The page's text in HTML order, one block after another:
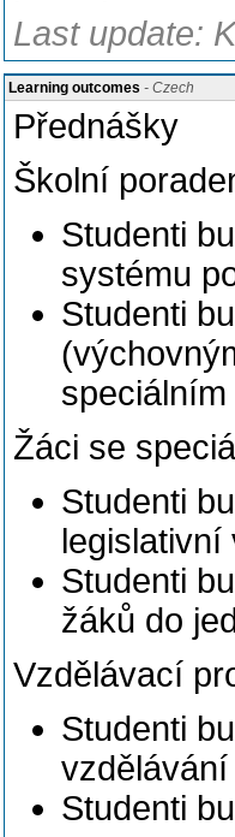
Last update:
Learning outcomes - Czech
Přednášky
Školní
Studenti
systému
Studenti
Žáci se
Studenti
Studenti
žáků do
Vzdělávací
Studenti
Studenti